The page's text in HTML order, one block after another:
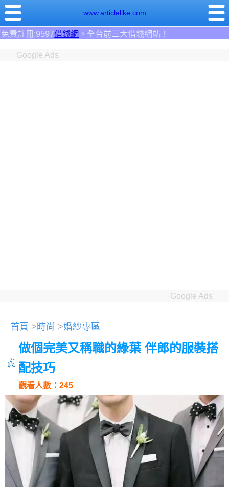
www.articlelike.com
前三大借錢網站！
Google Ads
Google Ads
首頁 >時尚 >婚紗專區
做個完美又稱職的綠葉 伴郎的服裝搭
配技巧
觀看人數：245